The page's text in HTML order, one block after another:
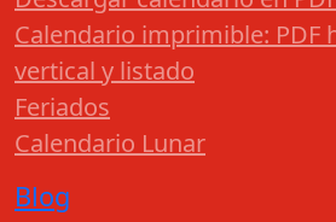
Calendario imprimible: PDF
vertical y listado
Feriados
Calendario Lunar
Blog